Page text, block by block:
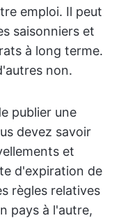
emploi. Il peut
saisonniers et
à long terme.
non.
publier une
devez savoir
et
d'expiration de
règles relatives
pays à l'autre,